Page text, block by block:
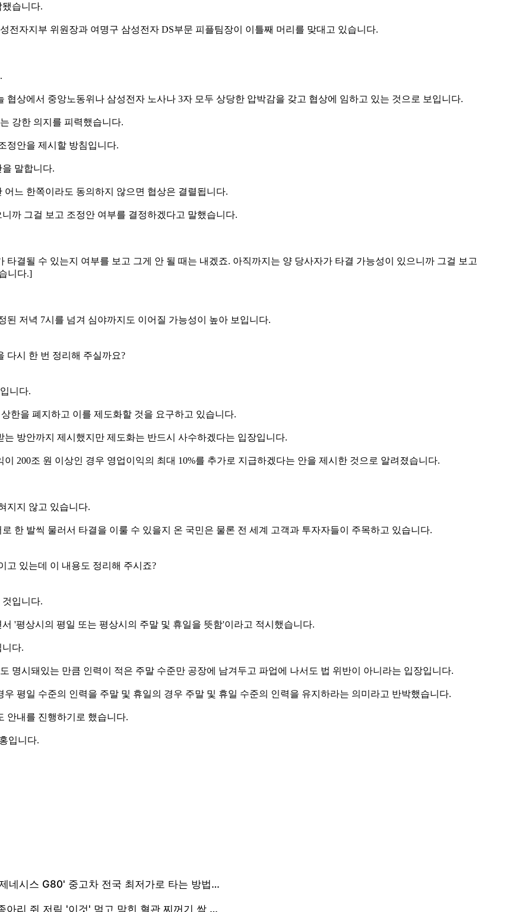
습니다.
전자지부 위원장과 여명구 삼성전자 DS부문 피플팀장이 이틀째 머리를 맞대고 있습니다.
상에서 중앙노동위나 삼성전자 노사나 3자 모두 상당한 압박감을 갖고 협상에 임하고 있는 것으로 보입니다.
강한 의지를 피력했습니다.
정안을 제시할 방침입니다.
말합니다.
느 한쪽이라도 동의하지 않으면 협상은 결렬됩니다.
까 그걸 보고 조정안 여부를 결정하겠다고 말했습니다.
결될 수 있는지 여부를 보고 그게 안 될 때는 내겠죠. 아직까지는 양 당사자가 타결 가능성이 있으니까 그걸 보고
니다.]
저녁 7시를 넘겨 심야까지도 이어질 가능성이 높아 보입니다.
다시 한 번 정리해 주실까요?
니다.
한을 폐지하고 이를 제도화할 것을 요구하고 있습니다.
방안까지 제시했지만 제도화는 반드시 사수하겠다는 입장입니다.
200조 원 이상인 경우 영업이익의 최대 10%를 추가로 지급하겠다는 안을 제시한 것으로 알려졌습니다.
지지 않고 있습니다.
한 발씩 물러서 타결을 이룰 수 있을지 온 국민은 물론 전 세계 고객과 투자자들이 주목하고 있습니다.
고 있는데 이 내용도 정리해 주시죠?
입니다.
'평상시의 평일 또는 평상시의 주말 및 휴일을 뜻함'이라고 적시했습니다.
다.
명시돼있는 만큼 인력이 적은 주말 수준만 공장에 남겨두고 파업에 나서도 법 위반이 아니라는 입장입니다.
평일 수준의 인력을 주말 및 휴일의 경우 주말 및 휴일 수준의 인력을 유지하라는 의미라고 반박했습니다.
안내를 진행하기로 했습니다.
입니다.